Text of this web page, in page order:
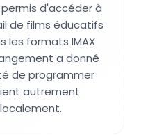
d'accéder à
de films éducatifs
les formats IMAX
a donné
de programmer
autrement